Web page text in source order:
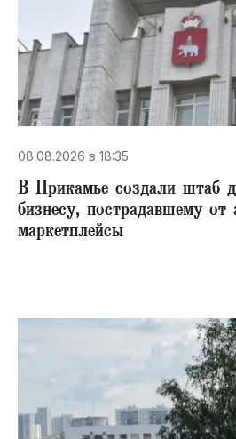
08.08.2026 в 18:35
В Прикамье создали штаб
бизнесу, пострадавшему от
маркетплейсы